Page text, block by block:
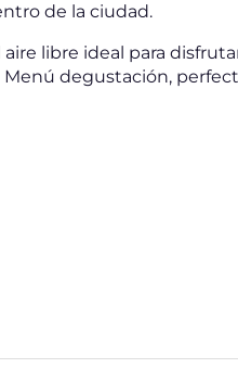
de la ciudad.
libre ideal para
degustación,